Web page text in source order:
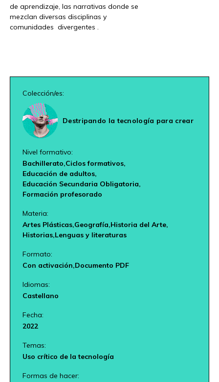
de aprendizaje, las narrativas donde se
mezclan diversas disciplinas y
comunidades divergentes .
Colección/es:
Destripando la tecnología para crear
Nivel formativo:
Bachillerato,Ciclos formativos,
Educación de adultos,
Educación Secundaria Obligatoria,
Formación profesorado
Materia:
Artes Plásticas,Geografía,Historia del Arte,
Historias,Lenguas y literaturas
Formato:
Con activación,Documento PDF
Idiomas:
Castellano
Fecha:
2022
Temas:
Uso crítico de la tecnología
Formas de hacer: